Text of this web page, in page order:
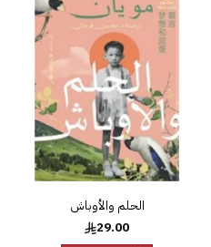
إضافة
قائمة
الرغبات
الحلم والأوباش
29.00